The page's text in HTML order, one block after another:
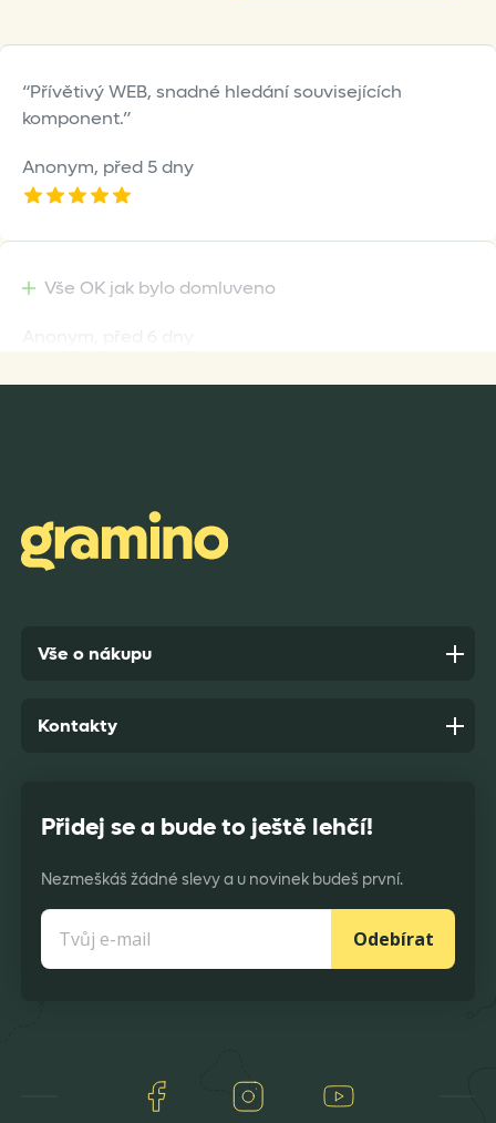
Přívětivý WEB, snadné hledání souvisejících
komponent.
Anonym, před 5 dny
Vše OK jak bylo domluveno
Anonym,před 7 dny
Vše o nákupu
Přidej se a bude to ještě lehčí!
Nezmeškáš žádné slevy a u novinek budeš první.
Odebírat
Facebook Instagram
Kontakty